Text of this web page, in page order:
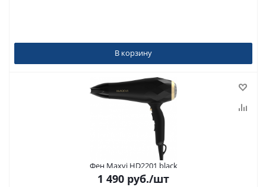
В корзину
Фен Maxvi HD2201 black
1 490 руб./шт